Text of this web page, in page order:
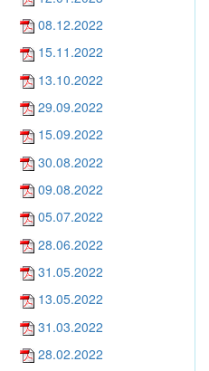
08.12.2022
15.11.2022
13.10.2022
29.09.2022
15.09.2022
30.08.2022
09.08.2022
05.07.2022
28.06.2022
31.05.2022
13.05.2022
31.03.2022
28.02.2022